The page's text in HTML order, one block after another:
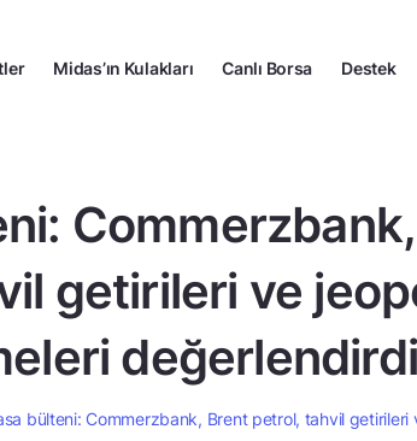
Midas’ın Kulakları Canlı Borsa Destek
getirileri ve
değerlendirdi
bülteni: Commerzbank, Brent petrol, tahvil getirileri